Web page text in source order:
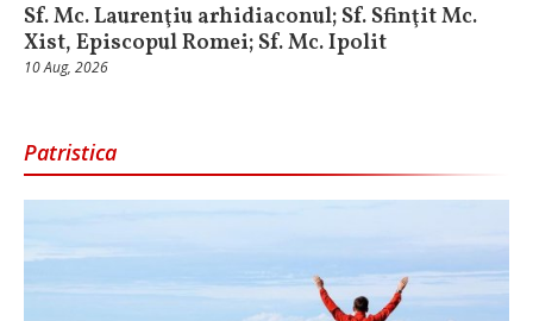
Sf. Mc. Laurenţiu arhidiaconul; Sf. Sfinţit Mc.
Xist, Episcopul Romei; Sf. Mc. Ipolit
10 Aug, 2026
Patristica